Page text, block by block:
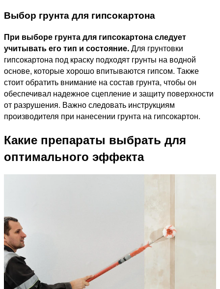
Выбор грунта для гипсокартона
При выборе грунта для гипсокартона следует
учитывать его тип и состояние.Для грунтовки
гипсокартона под краску подходят грунты на водной
основе, которые хорошо впитываются гипсом. Также
стоит обратить внимание на состав грунта, чтобы он
обеспечивал надежное сцепление и защиту поверхности
от разрушения. Важно следовать инструкциям
производителя при нанесении грунта на гипсокартон.
Какие препараты выбрать для
оптимального эффекта